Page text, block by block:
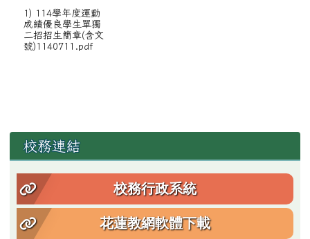
1) 114學年度運動
成績優良學生單獨
二招招生簡章(含文
號)1140711.pdf
左邊區域內容
校務連結
校務行政系統
花蓮教網軟體下載